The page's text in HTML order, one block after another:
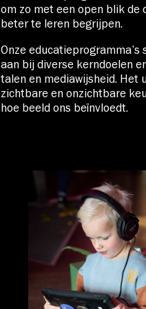
om zo met een open blik de
beter te leren begrijpen.
Onze
aan bij diverse kerndoelen
talen en mediawijsheid. Het
zichtbare en onzichtbare
hoe beeld ons beïnvloedt.